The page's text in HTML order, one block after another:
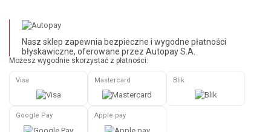
Nasz sklep zapewnia bezpieczne i wygodne płatności
błyskawiczne, oferowane przez Autopay S.A.
Możesz wygodnie skorzystać z płatności:
Visa Mastercard Blik
Google Pay Apple pay